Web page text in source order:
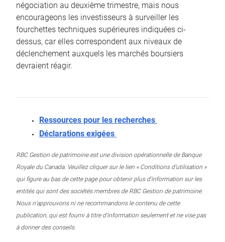
négociation au deuxième trimestre, mais nous
encourageons les investisseurs à surveiller les
fourchettes techniques supérieures indiquées ci-
dessus, car elles correspondent aux niveaux de
déclenchement auxquels les marchés boursiers
devraient réagir.
Ressources pour les recherches
Déclarations exigées
RBC Gestion de patrimoine est une division opérationnelle de Banque
Royale du Canada. Veuillez cliquer sur le lien « Conditions d’utilisation »
qui figure au bas de cette page pour obtenir plus d’information sur les
entités qui sont des sociétés membres de RBC Gestion de patrimoine.
Nous n’approuvons ni ne recommandons le contenu de cette
publication, qui est fourni à titre d’information seulement et ne vise pas
à donner des conseils.